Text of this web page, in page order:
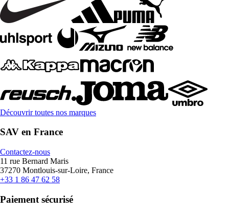
Découvrir toutes nos marques
SAV en France
Contactez-nous
11 rue Bernard Maris
37270 Montlouis-sur-Loire, France
+33 1 86 47 62 58
Paiement sécurisé